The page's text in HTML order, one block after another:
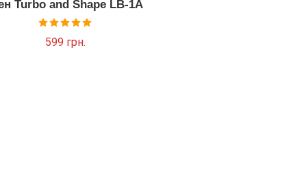
Turbo and Shape LB-1A
Оцінено в
599 грн.